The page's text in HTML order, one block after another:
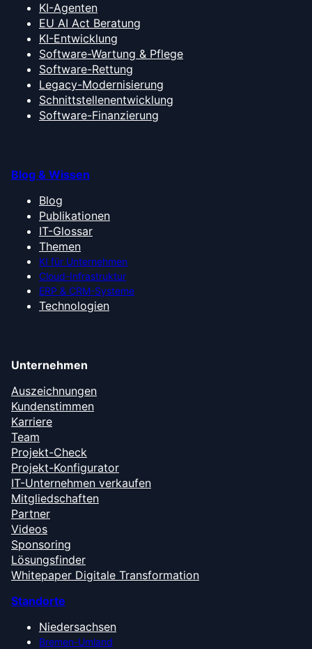
KI-Agenten
EU AI Act Beratung
KI-Entwicklung
Software-Wartung & Pflege
Software-Rettung
Legacy-Modernisierung
Schnittstellenentwicklung
Software-Finanzierung
Blog & Wissen
Blog
Publikationen
IT-Glossar
Themen
KI für Unternehmen
Cloud-Infrastruktur
ERP & CRM-Systeme
Technologien
Unternehmen
Auszeichnungen
Kundenstimmen
Karriere
Team
Projekt-Check
Projekt-Konfigurator
IT-Unternehmen verkaufen
Mitgliedschaften
Partner
Videos
Sponsoring
Lösungsfinder
Whitepaper Digitale Transformation
Standorte
Niedersachsen
Bremen-Umland